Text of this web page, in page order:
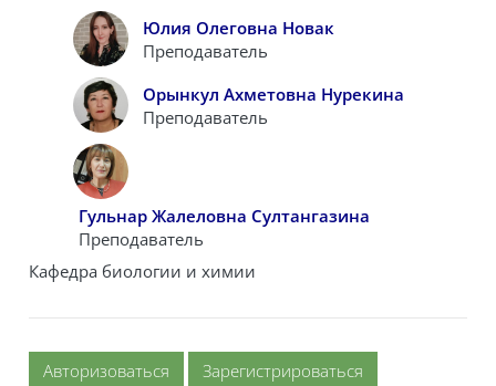
Юлия Олеговна Новак
Преподаватель
Орынкул Ахметовна Нурекина
Преподаватель
Гульнар Жалеловна Султангазина
Преподаватель
Кафедра биологии и химии
Авторизоваться Зарегистрироваться